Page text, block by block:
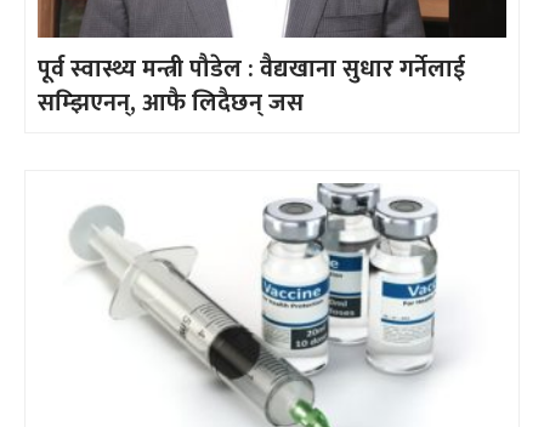
पूर्व स्वास्थ्य मन्त्री पौडेल : वैद्यखाना सुधार गर्नेलाई
सम्झिएनन्, आफै लिदैछन् जस